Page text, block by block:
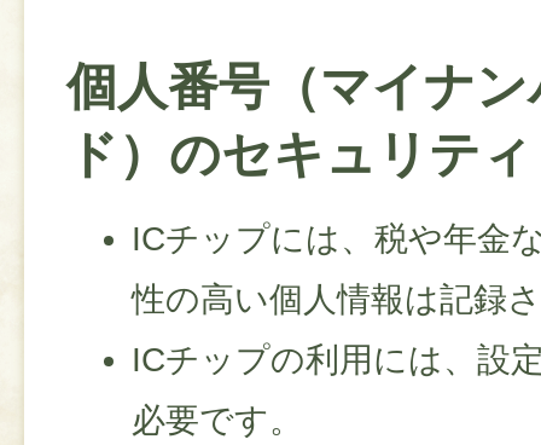
個人番号（マイナ
ド）のセキュリティ
ICチップには、税や年金
性の高い個人情報は記録
ICチップの利用には、設
必要です。